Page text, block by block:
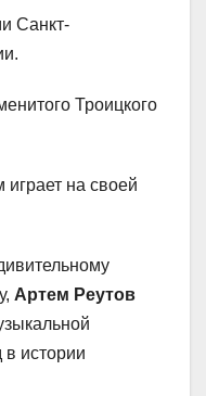
Санкт-
Троицкого
на своей
Артем Реутов
в истории